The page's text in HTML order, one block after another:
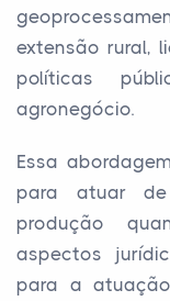
extensão rural,
políticas
agronegócio.
Essa
para atuar
produção
aspectos
para a